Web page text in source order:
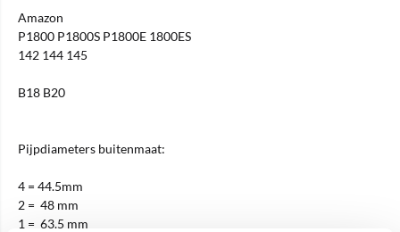
Amazon
P1800 P1800S P1800E 1800ES
142 144 145
B18 B20
Pijpdiameters buitenmaat:
4 = 44.5mm
2 = 48 mm
1 = 63.5 mm